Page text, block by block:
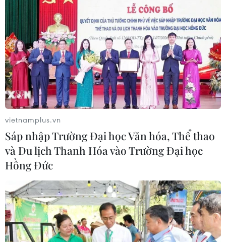
mới
18/01/2025 02:08
Năm 2025 được dự báo sẽ có nhiều biến động khi
chính quyền của Tổng thống đắc cử Donald Trump nỗ
lực làm mới khẩu hiệu “Làm cho nước Mỹ vĩ đại trở lại”
để xây dựng “Nước Mỹ trước tiên.”
vietnamplus.vn
Sáp nhập Trường Đại học Văn hóa, Thể thao
và Du lịch Thanh Hóa vào Trường Đại học
Hồng Đức